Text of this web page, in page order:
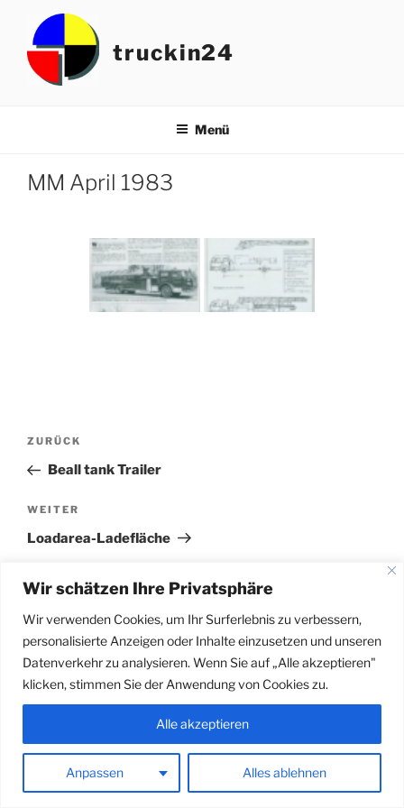
Wir schätzen Ihre Privatsphäre
Wir verwenden Cookies, um Ihr Surferlebnis zu verbessern,
personalisierte Anzeigen oder Inhalte einzusetzen und unseren
Datenverkehr zu analysieren. Wenn Sie auf „Alle akzeptieren"
klicken, stimmen Sie der Anwendung von Cookies zu.
Anpassen Alles ablehnen
Alle akzeptieren
Inhalt
springen
truckin24
Menü
MM April 1983
Beitragsnavigation
Vorheriger
Beitrag
ZURÜCK
Beall tank Trailer
Nächster
Beitrag
WEITER
Loadarea-Ladefläche
Stolz präsentiert von WordPress